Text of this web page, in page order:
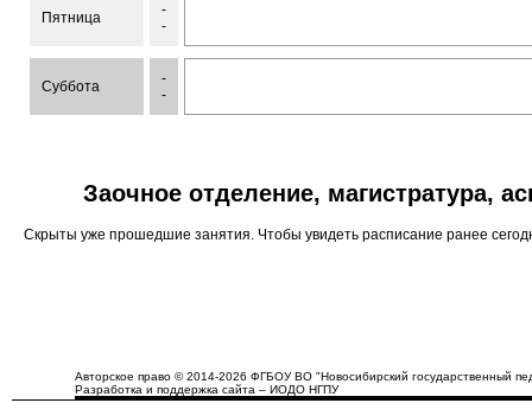
Пятница
-
-
Суббота
-
-
Заочное отделение, магистратура,
Скрыты уже прошедшие занятия. Чтобы увидеть расписание ранее
Авторское право © 2014-2026 ФГБОУ ВО "Новосибирский государственный
Разработка и поддержка сайта – ИОДО НГПУ